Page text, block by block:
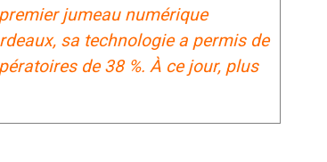
jumeau numérique
sa technologie a permis de
de 38 %. À ce jour, plus